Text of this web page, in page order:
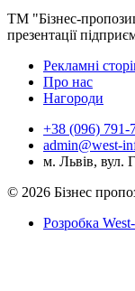
ТМ "Бізнес-
презентації
Рекламні
Про нас
Нагороди
+38 (096) 791-
admin@west-
м. Львів, вул.
© 2026 Бізнес
Розробка